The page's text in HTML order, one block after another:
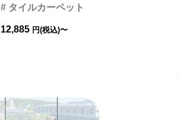
# タイルカーペット
12,885 円(税込)〜